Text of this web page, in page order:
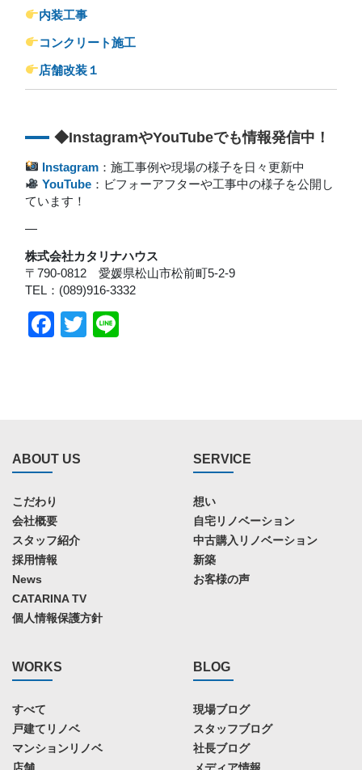
内装工事
コンクリート施工
店舗改装１
◆InstagramやYouTubeでも情報発信中！
Instagram ：施工事例や現場の様子を日々更新中
YouTube ：ビフォーアフターや工事中の様子を公開し
ています！
—
株式会社カタリナハウス
〒790-0812 愛媛県松山市松前町5-2-9
TEL：(089)916-3332
Facebook
Twitter
ABOUT US
こだわり
会社概要
スタッフ紹介
採用情報
News
CATARINA TV
個人情報保護方針
SERVICE
想い
自宅リノベーション
中古購入リノベーション
新築
お客様の声
WORKS
すべて
戸建てリノベ
マンションリノベ
BLOG
現場ブログ
スタッフブログ
社長ブログ